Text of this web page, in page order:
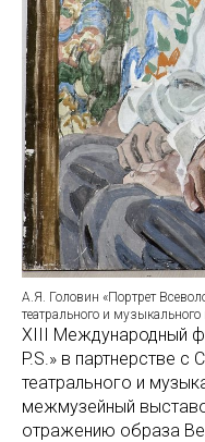
А.Я. Головин «Портрет
театрального и музыкального
XIII Международный
P.S.» в партнерстве с
театрального и
межмузейный
отражению образа